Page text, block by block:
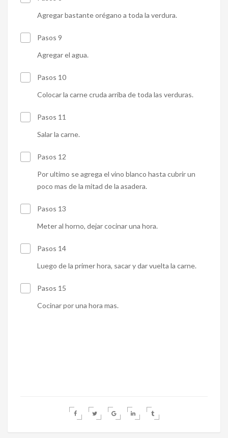
Agregar bastante orégano a toda la verdura.
Pasos 9
Agregar el agua.
Pasos 10
Colocar la carne cruda arriba de toda las verduras.
Pasos 11
Salar la carne.
Pasos 12
Por ultimo se agrega el vino blanco hasta cubrir un
poco mas de la mitad de la asadera.
Pasos 13
Meter al horno, dejar cocinar una hora.
Pasos 14
Luego de la primer hora, sacar y dar vuelta la carne.
Pasos 15
Cocinar por una hora mas.